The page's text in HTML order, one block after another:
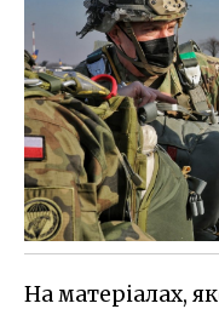
На матеріалах,